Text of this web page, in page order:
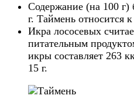
Содержание (на 100 г)
г. Таймень относится
Икра лососевых
питательным
икры составляет 263
15 г.